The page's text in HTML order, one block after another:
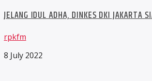
JELANG IDUL ADHA, DINKES DKI JAKARTA
rpkfm
8 July 2022